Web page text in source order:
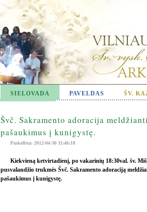
SIELOVADA PAVELDAS ŠV.
Švč. Sakramento adoracija
pašaukimus į kunigystę.
Paskelbta: 2012-04-30 11:46:18
Kiekvieną ketvirtadienį, po vakarinių 18:30val. šv.
pusvalandžio trukmės Švč. Sakramento adoraciją
pašaukimus į kunigystę.